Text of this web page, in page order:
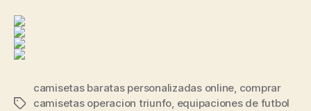
Etiquetas
camisetas baratas personalizadas online, comprar
camisetas operacion triunfo, equipaciones de futbol